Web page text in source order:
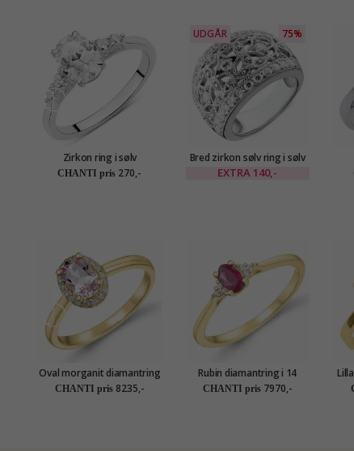
Zirkon ring i sølv
CHANTI pris 270,-
UDGÅR 75%
Bred zirkon sølv ring i sølv
EXTRA 140,-
Oval morganit diamantring
i 14 karat guld 0,83 ct 0,09
ct
CHANTI pris 8235,-
Rubin diamantring i 14
karat guld 0,35 ct 0,03 ct
CHANTI pris 7970,-